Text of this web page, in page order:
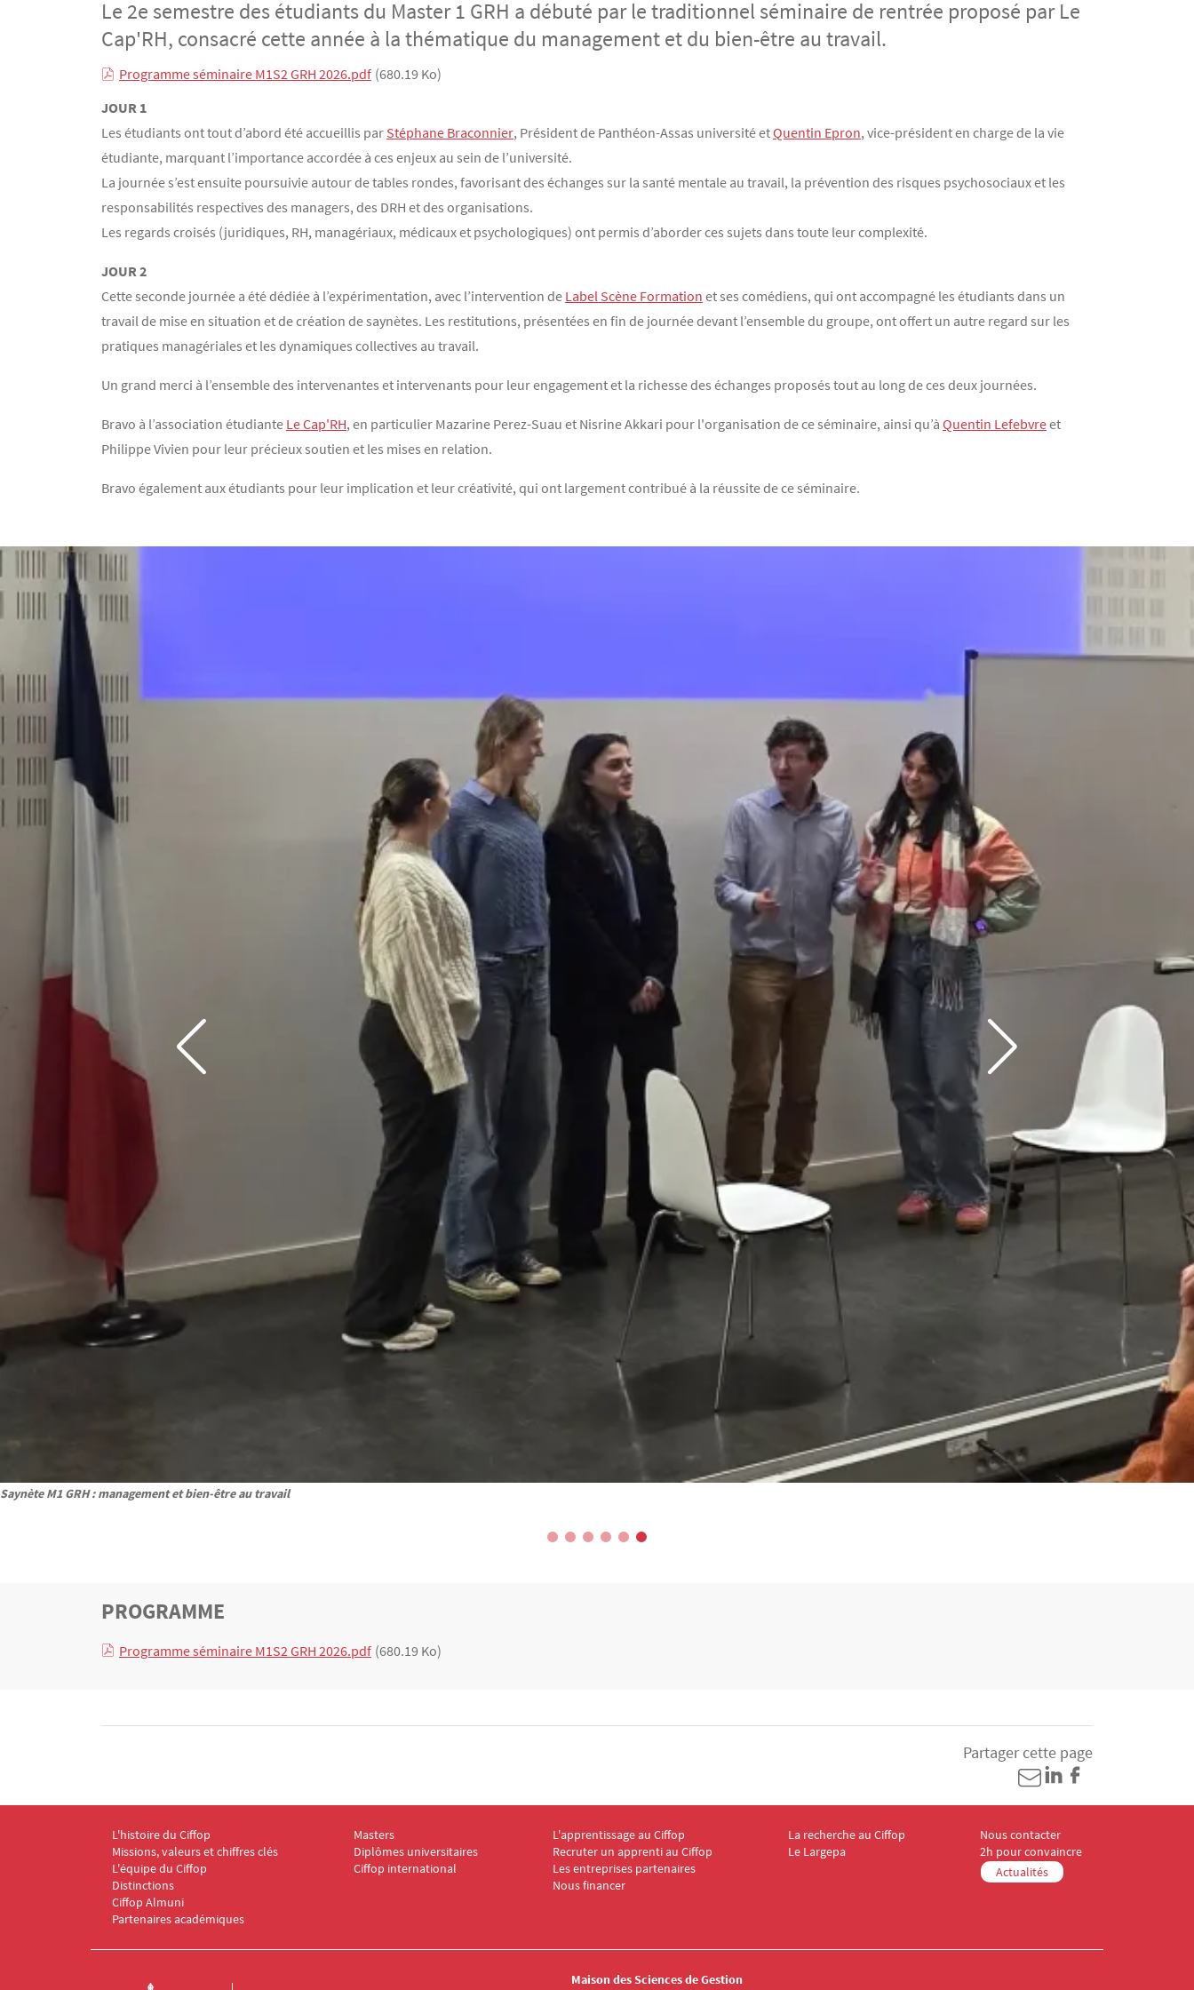
Le 2e semestre des étudiants du Master 1 GRH a débuté par le traditionnel séminaire de rentrée proposé par Le
Cap'RH, consacré cette année à la thématique du management et du bien-être au travail.
TexteProgramme séminaire M1S2 GRH 2026.pdf (680.19 Ko)
JOUR 1
Les étudiants ont tout d’abord été accueillis par Stéphane Braconnier, Président de Panthéon-Assas université etQuentin Epron, vice-président en charge de la vie
étudiante, marquant l’importance accordée à ces enjeux au sein de l’université.
La journée s’est ensuite poursuivie autour de tables rondes, favorisant des échanges sur la santé mentale au travail, la prévention des risques psychosociaux et les
responsabilités respectives des managers, des DRH et des organisations.
Les regards croisés (juridiques, RH, managériaux, médicaux et psychologiques) ont permis d’aborder ces sujets dans toute leur complexité.
JOUR 2
Cette seconde journée a été dédiée à l’expérimentation, avec l’intervention de Label Scène Formation et ses comédiens, qui ont accompagné les étudiants dans un
travail de mise en situation et de création de saynètes. Les restitutions, présentées en fin de journée devant l’ensemble du groupe, ont offert un autre regard sur les
pratiques managériales et les dynamiques collectives au travail.
Un grand merci à l’ensemble des intervenantes et intervenants pour leur engagement et la richesse des échanges proposés tout au long de ces deux journées.
Bravo à l’association étudiante Le Cap'RH, en particulier Mazarine Perez-Suau et Nisrine Akkari pour l'organisation de ce séminaire, ainsi qu’à Quentin Lefebvreet
Philippe Vivien pour leur précieux soutien et les mises en relation.
Bravo également aux étudiants pour leur implication et leur créativité, qui ont largement contribué à la réussite de ce séminaire.
Saynète M1 GRH : management et bien-être au travail
Bloc(s) libre(s)
TITRE
PROGRAMME
TexteProgramme séminaire M1S2 GRH 2026.pdf (680.19 Ko)
Partager cette page
Menu Footer CIFFOP 1
L'histoire du Ciffop
Missions, valeurs et chiffres clés
L'équipe du Ciffop
Distinctions
Ciffop Almuni
Partenaires académiques
Menu Footer CIFFOP 2
Masters
Diplômes universitaires
Ciffop international
Menu Footer CIFFOP 3
L'apprentissage au Ciffop
Recruter un apprenti au Ciffop
Les entreprises partenaires
Nous financer
Menu Footer CIFFOP 4
La recherche au Ciffop
Le Largepa
Menu Footer CIFFOP 5
Nous contacter
2h pour convaincre
Actualités
Maison des Sciences de Gestion